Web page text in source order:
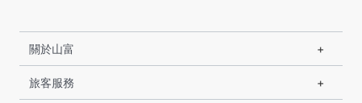
關於山富
旅客服務